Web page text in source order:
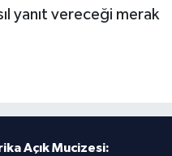
yanıt vereceği merak
Açık Mucizesi: